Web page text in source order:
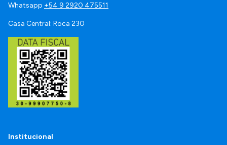
Whatsapp +54 9 2920 475511
Casa Central: Roca 230
Institucional